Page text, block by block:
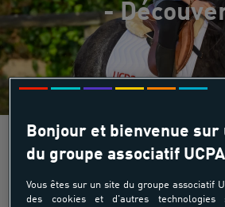
-
Stage 5,5 jours -
Bonjour et bienvenue sur
du groupe associatif
Vous êtes sur un site du groupe associatif
des cookies et d'autres technologies